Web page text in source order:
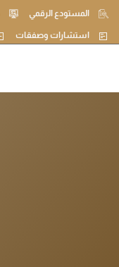
المستودع الرقمي
استشارات وصفقات